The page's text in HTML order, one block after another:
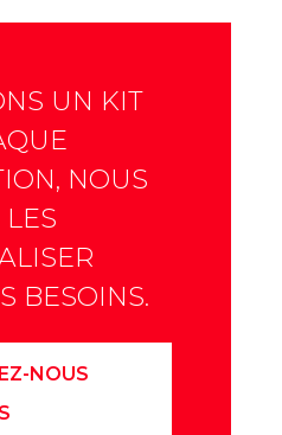
UN KIT
NOUS
BESOINS.
NOUS